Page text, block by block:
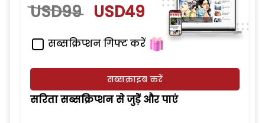
USD99 USD49
सब्सक्रिप्शन गिफ्ट करें
सब्सक्राइब करें
सरिता सब्सक्रिप्शन से जुड़ेें और पाएं